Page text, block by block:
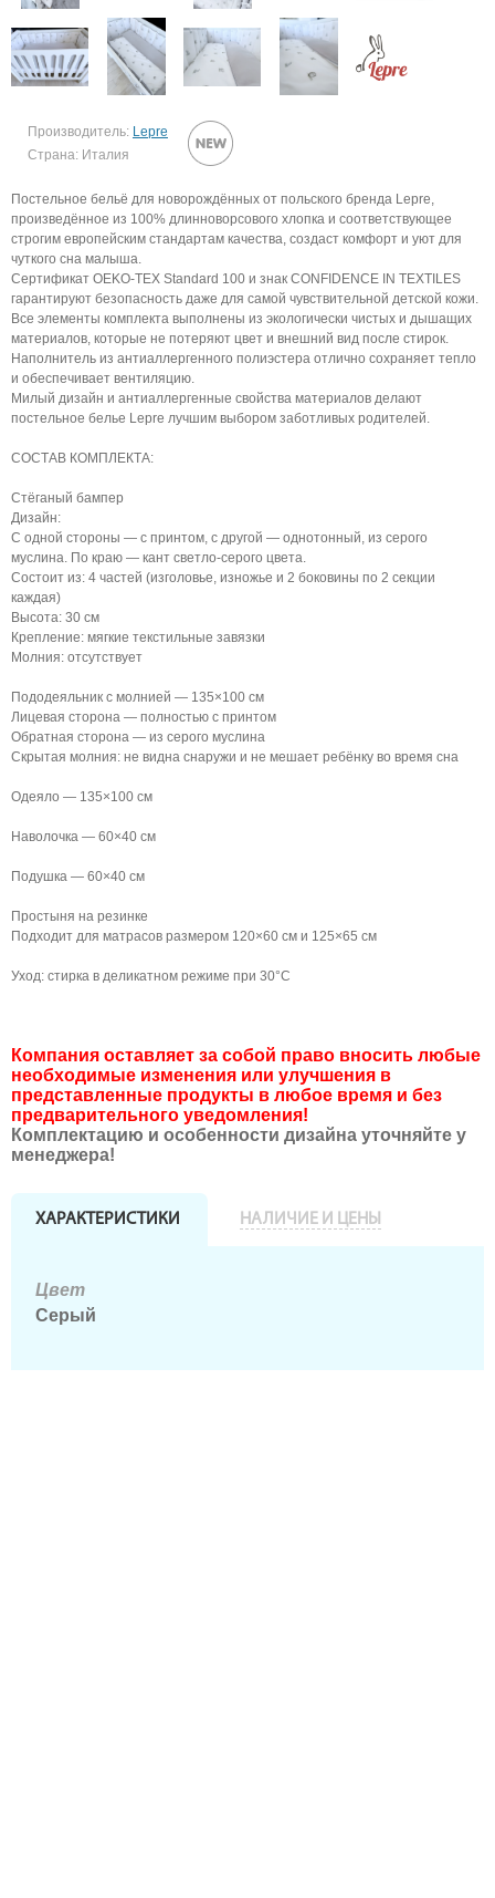
Производитель: Lepre
Страна: Италия
Постельное бельё для новорождённых от польского бренда Lepre,
произведённое из 100% длинноворсового хлопка и соответствующее
строгим европейским стандартам качества, создаст комфорт и уют для
чуткого сна малыша.
Сертификат OEKO‑TEX Standard 100 и знак CONFIDENCE IN TEXTILES
гарантируют безопасность даже для самой чувствительной детской кожи.
Все элементы комплекта выполнены из экологически чистых и дышащих
материалов, которые не потеряют цвет и внешний вид после стирок.
Наполнитель из антиаллергенного полиэстера отлично сохраняет тепло
и обеспечивает вентиляцию.
Милый дизайн и антиаллергенные свойства материалов делают
постельное белье Lepre лучшим выбором заботливых родителей.
СОСТАВ КОМПЛЕКТА:
Стёганый бампер
Дизайн:
С одной стороны — с принтом, с другой — однотонный, из серого
муслина. По краю — кант светло-серого цвета.
Состоит из: 4 частей (изголовье, изножье и 2 боковины по 2 секции
каждая)
Высота: 30 см
Крепление: мягкие текстильные завязки
Молния: отсутствует
Пододеяльник с молнией — 135×100 см
Лицевая сторона — полностью с принтом
Обратная сторона — из серого муслина
Скрытая молния: не видна снаружи и не мешает ребёнку во время сна
Одеяло — 135×100 см
Наволочка — 60×40 см
Подушка — 60×40 см
Простыня на резинке
Подходит для матрасов размером 120×60 см и 125×65 см
Уход: стирка в деликатном режиме при 30°C
Компания оставляет за собой право вносить любые
необходимые изменения или улучшения в
представленные продукты в любое время и без
предварительного уведомления!
Комплектацию и особенности дизайна уточняйте у
менеджера!
ХАРАКТЕРИСТИКИ НАЛИЧИЕ И ЦЕНЫ
Цвет
Серый